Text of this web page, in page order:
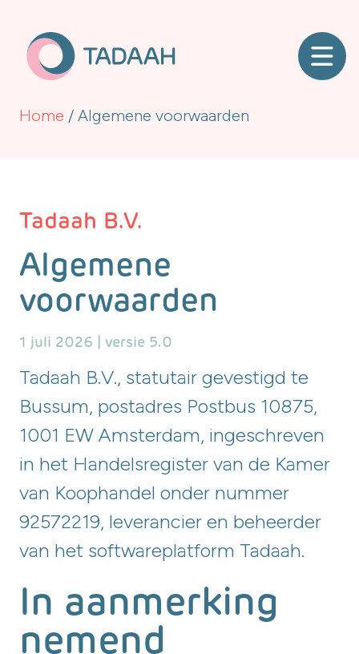
Home / Algemene voorwaarden
Tadaah B.V.
Algemene
voorwaarden
1 juli 2026 | versie 5.0
Tadaah B.V., statutair gevestigd te
Bussum, postadres Postbus 10875,
1001 EW Amsterdam, ingeschreven
in het Handelsregister van de Kamer
van Koophandel onder nummer
92572219, leverancier en beheerder
van het softwareplatform Tadaah.
In aanmerking
nemend